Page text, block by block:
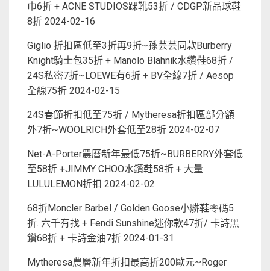
巾6折 + ACNE STUDIOS踝靴53折 / CDGP新品球鞋
8折 2024-02-16
Giglio 折扣區低至3折再9折~孫芸芸同款Burberry
Knight騎士包35折 + Manolo Blahnik水鑽鞋68折 /
24S私密7折~LOEWE有6折 + BV全線7折 / Aesop
全線75折 2024-02-15
24S春節折扣低至75折 / Mytheresa折扣區部分額
外7折~WOOLRICH外套低至28折 2024-02-07
Net-A-Porter農曆新年最低75折~BURBERRY外套低
至58折 +JIMMY CHOO水鑽鞋58折 + 大量
LULULEMON折扣 2024-02-02
68折Moncler Barbel / Golden Goose小髒鞋零碼5
折. 六千有找 + Fendi Sunshine迷你款47折/ 卡詩黑
鑽68折 + 卡詩金油7折 2024-01-31
Mytheresa農曆新年折扣最高折200歐元~Roger